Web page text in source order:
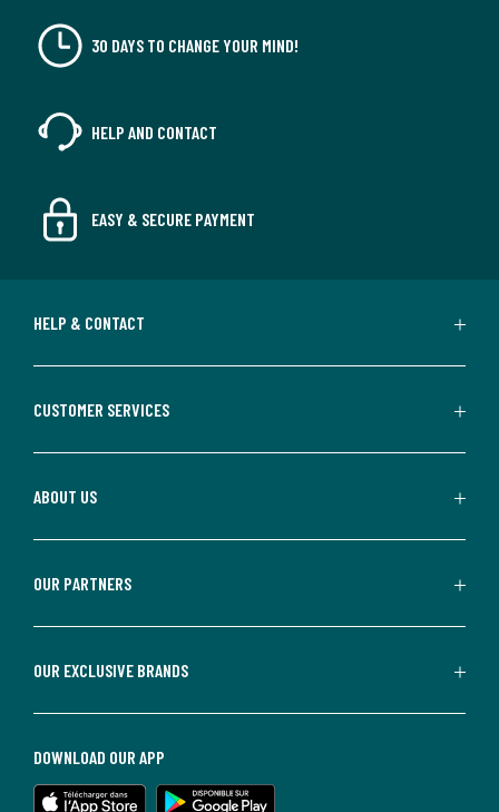
30 DAYS TO CHANGE YOUR MIND!
HELP AND CONTACT
EASY & SECURE PAYMENT
HELP & CONTACT
CUSTOMER SERVICES
ABOUT US
OUR PARTNERS
OUR EXCLUSIVE BRANDS
DOWNLOAD OUR APP